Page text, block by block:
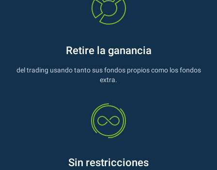
Retire la ganancia
del trading usando tanto sus fondos propios como los fondos
extra.
Sin restricciones